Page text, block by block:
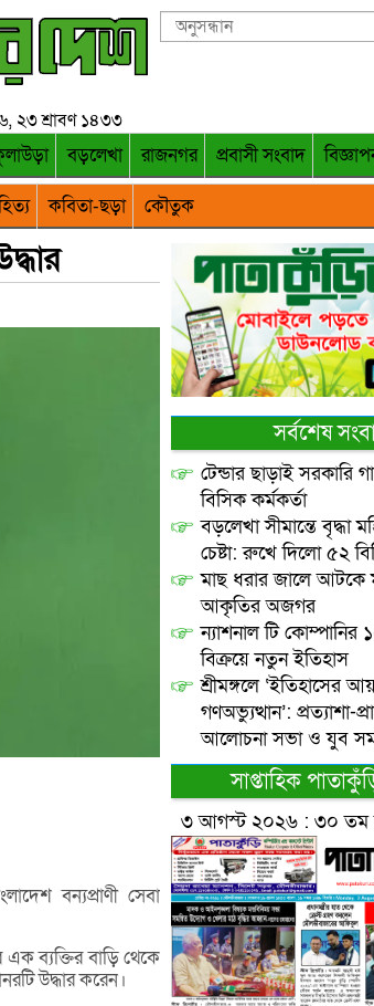
২৩ শ্রাবণ ১৪৩৩
বড়লেখা রাজনগর প্রবাসী সংবাদ
কবিতা-ছড়া কৌতুক
বন্যপ্রাণী সেবা
ব্যক্তির বাড়ি থেকে
উদ্ধার করেন।
সর্বশেষ
টেন্ডার ছাড়াই সরকারি
বিসিক কর্মকর্তা
বড়লেখা সীমান্তে বৃদ্ধা
চেষ্টা: রুখে দিলো ৫২
মাছ ধরার জালে আটকে
আকৃতির অজগর
ন্যাশনাল টি কোম্পানির
বিক্রয়ে নতুন ইতিহাস
শ্রীমঙ্গলে ‘ইতিহাসের
গণঅভ্যুত্থান’: প্রত্যাশা-
আলোচনা সভা ও যুব
সাপ্তাহিক
৩ আগস্ট ২০২৬ : ৩০ তম